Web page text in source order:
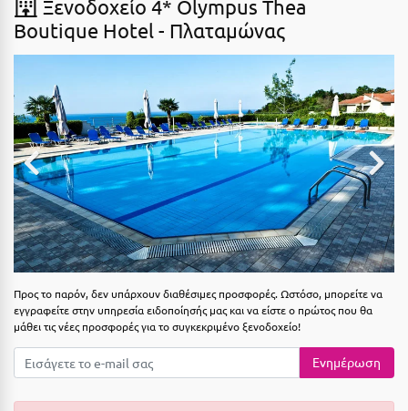
Αιδηψός
Αλισσός Αχαΐας
Αλόννησος
Αμαλιάδα
Αμάρυνθος
Αμοργός
Αμφίκλεια
Ανάβυσσος
Άνδρος
Αντίπαρος
ΤΎΠΟΣ ΔΙΑΤΡΟΦΉΣ
Πρωινό
Ημιδιατροφή
Ημιδιατροφή + Ποτά
Πλήρης Διατροφή
All Inclusive
Ένα Γεύμα
Δύο Γεύματα + Ποτά
ΤΎΠΟΣ ΚΑΤΑΛΎΜΑΤΟΣ
Ξενοδοχεία 1 Αστέρι
Ξενοδοχεία 2 Αστέρων
Ξενοδοχείο 4* Olympus Thea
Boutique Hotel - Πλαταμώνας
Προς το παρόν, δεν υπάρχουν διαθέσιμες προσφορές. Ωστόσο, μπορείτε να
εγγραφείτε στην υπηρεσία ειδοποίησής μας και να είστε ο πρώτος που θα
μάθει τις νέες προσφορές για το συγκεκριμένο ξενοδοχείο!
Ενημέρωση